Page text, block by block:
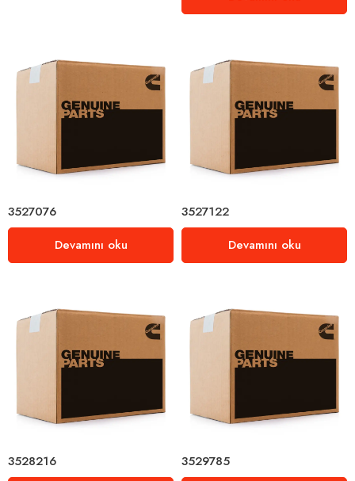
3527076
Devamını oku
3527122
Devamını oku
3528216
3529785